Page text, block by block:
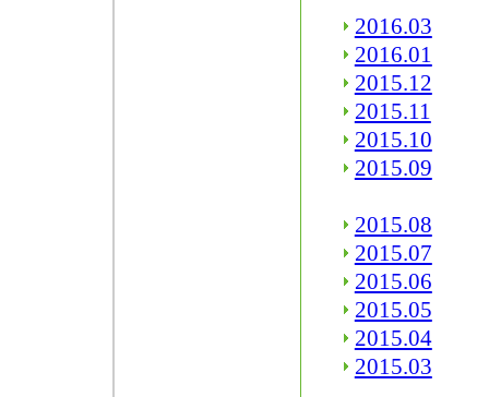
2016.03
2016.01
2015.12
2015.11
2015.10
2015.09
2015.08
2015.07
2015.06
2015.05
2015.04
2015.03